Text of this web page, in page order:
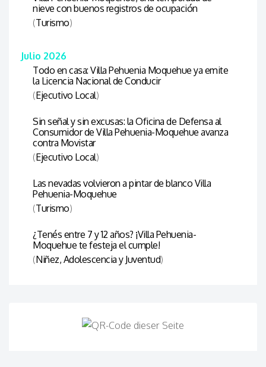
nieve con buenos registros de ocupación
(Turismo)
Julio 2026
Todo en casa: Villa Pehuenia Moquehue ya emite
la Licencia Nacional de Conducir
(Ejecutivo Local)
Sin señal y sin excusas: la Oficina de Defensa al
Consumidor de Villa Pehuenia-Moquehue avanza
contra Movistar
(Ejecutivo Local)
Las nevadas volvieron a pintar de blanco Villa
Pehuenia-Moquehue
(Turismo)
¿Tenés entre 7 y 12 años? ¡Villa Pehuenia-
Moquehue te festeja el cumple!
(Niñez, Adolescencia y Juventud)